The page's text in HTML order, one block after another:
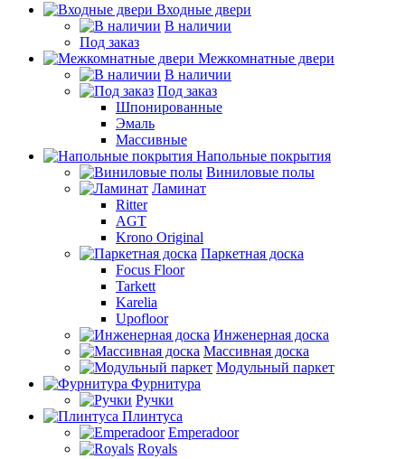
Входные двери
В наличии
Под заказ
Межкомнатные двери
В наличии
Под заказ
Шпонированные
Эмаль
Массивные
Напольные покрытия
Виниловые полы
Ламинат
Ritter
AGT
Krono Original
Паркетная доска
Focus Floor
Tarkett
Karelia
Upofloor
Инженерная доска
Массивная доска
Модульный паркет
Фурнитура
Ручки
Плинтуса
Emperadoor
Royals